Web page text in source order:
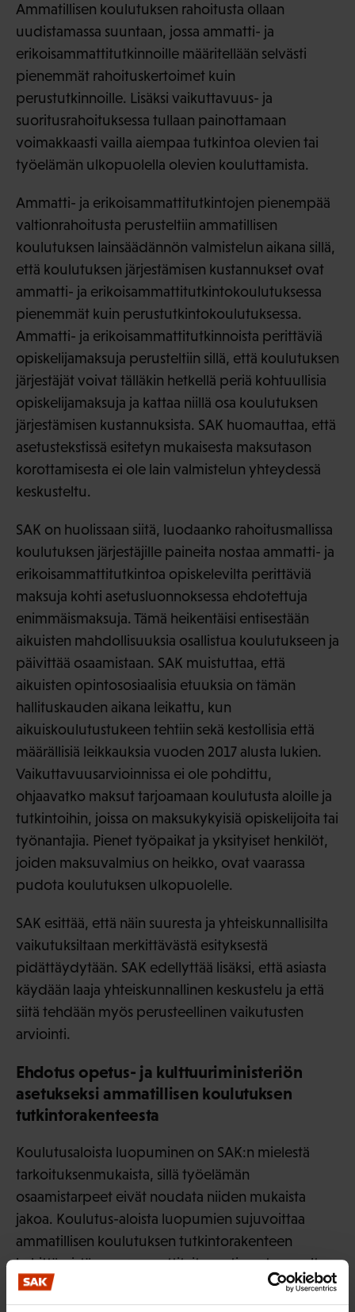
Ammatillisen koulutuksen rahoitusta ollaan
uudistamassa suuntaan, jossa ammatti- ja
erikoisammattitutkinnoille määritellään selvästi
pienemmät rahoituskertoimet kuin
perustutkinnoille. Lisäksi vaikuttavuus- ja
suoritusrahoituksessa tullaan painottamaan
voimakkaasti vailla aiempaa tutkintoa olevien tai
työelämän ulkopuolella olevien kouluttamista.
Ammatti- ja erikoisammattitutkintojen pienempää
valtionrahoitusta perusteltiin ammatillisen
koulutuksen lainsäädännön valmistelun aikana sillä,
että koulutuksen järjestämisen kustannukset ovat
ammatti- ja erikoisammattitutkintokoulutuksessa
pienemmät kuin perustutkintokoulutuksessa.
Ammatti- ja erikoisammattitutkinnoista perittäviä
opiskelijamaksuja perusteltiin sillä, että koulutuksen
järjestäjät voivat tälläkin hetkellä periä kohtuullisia
opiskelijamaksuja ja kattaa niillä osa koulutuksen
järjestämisen kustannuksista. SAK huomauttaa, että
asetustekstissä esitetyn mukaisesta maksutason
korottamisesta ei ole lain valmistelun yhteydessä
keskusteltu.
SAK on huolissaan siitä, luodaanko rahoitusmallissa
koulutuksen järjestäjille paineita nostaa ammatti- ja
erikoisammattitutkintoa opiskelevilta perittäviä
maksuja kohti asetusluonnoksessa ehdotettuja
enimmäismaksuja. Tämä heikentäisi entisestään
aikuisten mahdollisuuksia osallistua koulutukseen ja
päivittää osaamistaan. SAK muistuttaa, että
aikuisten opintososiaalisia etuuksia on tämän
hallituskauden aikana leikattu, kun
aikuiskoulutustukeen tehtiin sekä kestollisia että
määrällisiä leikkauksia vuoden 2017 alusta lukien.
Vaikuttavuusarvioinnissa ei ole pohdittu,
ohjaavatko maksut tarjoamaan koulutusta aloille ja
tutkintoihin, joissa on maksukykyisiä opiskelijoita tai
työnantajia. Pienet työpaikat ja yksityiset henkilöt,
joiden maksuvalmius on heikko, ovat vaarassa
pudota koulutuksen ulkopuolelle.
SAK esittää, että näin suuresta ja yhteiskunnallisilta
vaikutuksiltaan merkittävästä esityksestä
pidättäydytään. SAK edellyttää lisäksi, että asiasta
käydään laaja yhteiskunnallinen keskustelu ja että
siitä tehdään myös perusteellinen vaikutusten
arviointi.
Ehdotus opetus- ja kulttuuriministeriön
asetukseksi ammatillisen koulutuksen
tutkintorakenteesta
Koulutusaloista luopuminen on SAK:n mielestä
tarkoituksenmukaista, sillä työelämän
osaamistarpeet eivät noudata niiden mukaista
jakoa. Koulutus-aloista luopumien sujuvoittaa
ammatillisen koulutuksen tutkintorakenteen
kehittämistä mm. ammattitaitovaatimusten osalta.
SAK näkee myönteisenä, että ammatillista